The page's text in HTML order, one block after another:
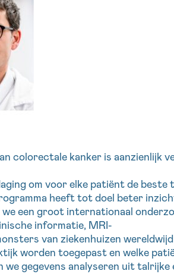
colorectale kanker is aanzienlijk
om voor elke patiënt de beste
heeft tot doel beter
we een groot internationaal
informatie, MRI-
van ziekenhuizen wereldwijd
worden toegepast en welke
we gegevens analyseren uit talrijke